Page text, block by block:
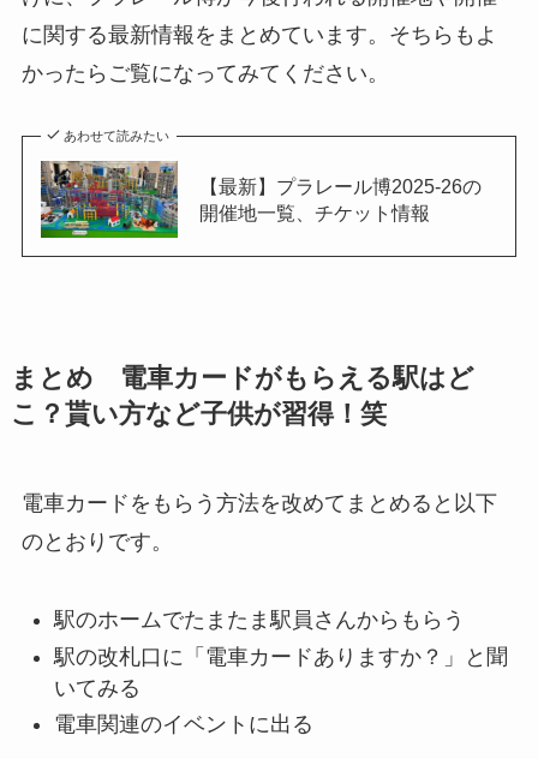
に関する最新情報をまとめています。そちらもよ
かったらご覧になってみてください。
あわせて読みたい
【最新】プラレール博2025-26の
開催地一覧、チケット情報
まとめ 電車カードがもらえる駅はど
こ？貰い方など子供が習得！笑
電車カードをもらう方法を改めてまとめると以下
のとおりです。
駅のホームでたまたま駅員さんからもらう
駅の改札口に「電車カードありますか？」と聞
いてみる
電車関連のイベントに出る